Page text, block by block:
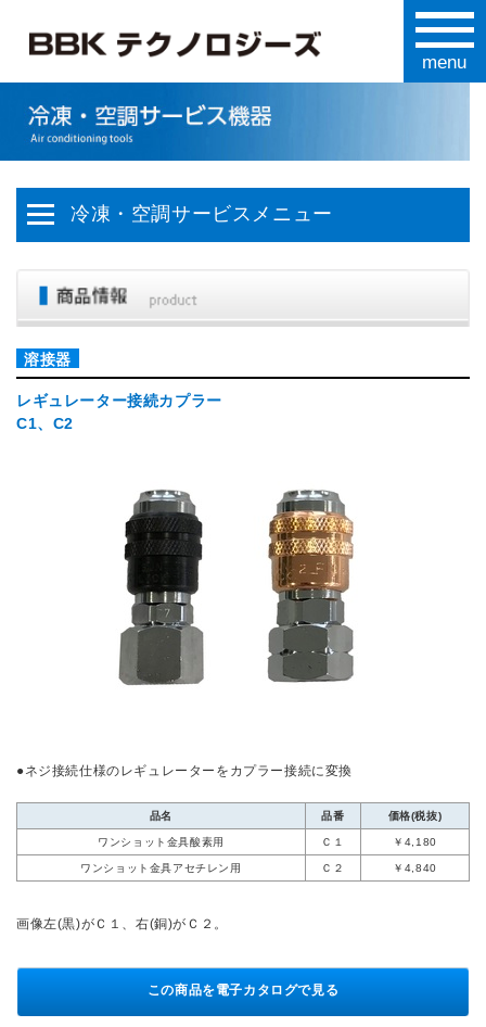
冷凍・空調サービスメニュー
溶接器
レギュレーター接続カプラー
C1、C2
●ネジ接続仕様のレギュレーターをカプラー接続に変換
品名 品番 価格(税抜)
ワンショット金具酸素用 Ｃ１ ￥4,180
ワンショット金具アセチレン用 Ｃ２ ￥4,840
画像左(黒)がＣ１、右(銅)がＣ２。
この商品を電子カタログで見る